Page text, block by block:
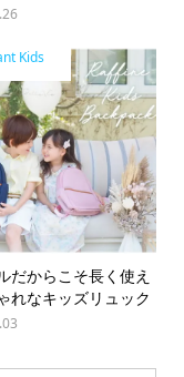
Kids
だからこそ長く使え
れなキッズリュック